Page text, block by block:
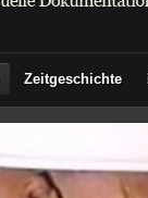
Zeitgeschichte